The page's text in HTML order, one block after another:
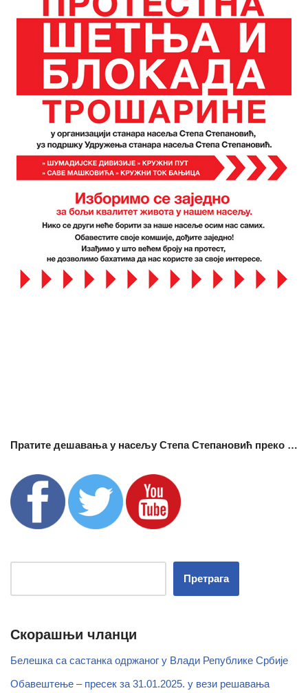
Пратите дешавања у насељу Степа Степановић преко …
Претрага
Скорашњи чланци
Белешка са састанка одржаног у Влади Републике Србије
Обавештење – пресек за 31.01.2025. у вези решавања